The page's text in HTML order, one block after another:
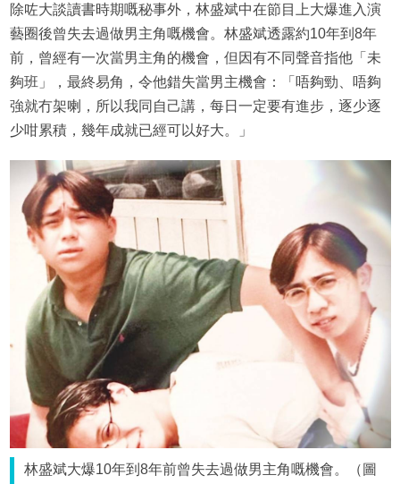
除咗大談讀書時期嘅秘事外，林盛斌中在節目上大爆進入演
藝圈後曾失去過做男主角嘅機會。林盛斌透露約10年到8年
前，曾經有一次當男主角的機會，但因有不同聲音指他「未
夠班」，最終易角，令他錯失當男主機會：「唔夠勁、唔夠
強就冇架喇，所以我同自己講，每日一定要有進步，逐少逐
少咁累積，幾年成就已經可以好大。」
林盛斌大爆10年到8年前曾失去過做男主角嘅機會。（圖